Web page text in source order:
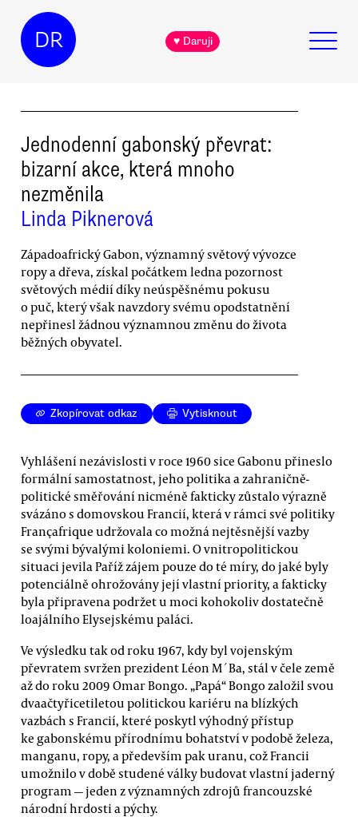
DR ♥ Daruji
Jednodenní gabonský převrat:
bizarní akce, která mnoho
nezměnila
Linda Piknerová
Západoafrický Gabon, významný světový vývozce
ropy a dřeva, získal počátkem ledna pozornost
světových médií díky neúspěšnému pokusu
o puč, který však navzdory svému opodstatnění
nepřinesl žádnou významnou změnu do života
běžných obyvatel.
Zkopírovat odkaz Vytisknout
Vyhlášení nezávislosti v roce 1960 sice Gabonu přineslo
formální samostatnost, jeho politika a zahraničně-
politické směřování nicméně fakticky zůstalo výrazně
svázáno s domovskou Francií, která v rámci své politiky
Françafrique udržovala co možná nejtěsnější vazby
se svými bývalými koloniemi. O vnitropolitickou
situaci jevila Paříž zájem pouze do té míry, do jaké byly
potenciálně ohrožovány její vlastní priority, a fakticky
byla připravena podržet u moci kohokoliv dostatečně
loajálního Elysejskému paláci.
Ve výsledku tak od roku 1967, kdy byl vojenským
převratem svržen prezident Léon M´Ba, stál v čele země
až do roku 2009 Omar Bongo. „Papá“ Bongo založil svou
dvaačtyřicetiletou politickou kariéru na blízkých
vazbách s Francií, které poskytl výhodný přístup
ke gabonskému přírodnímu bohatství v podobě železa,
manganu, ropy, a především pak uranu, což Francii
umožnilo v době studené války budovat vlastní jaderný
program — jeden z významných zdrojů francouzské
národní hrdosti a pýchy.